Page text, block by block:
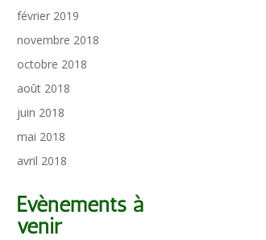
février 2019
novembre 2018
octobre 2018
août 2018
juin 2018
mai 2018
avril 2018
Évènements à
venir